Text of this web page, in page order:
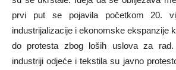
prvi put se pojavila početkom 20.
industrijalizacije i ekonomske ekspanzije
do protesta zbog loših uslova za
industriji odjeće i tekstila su javno